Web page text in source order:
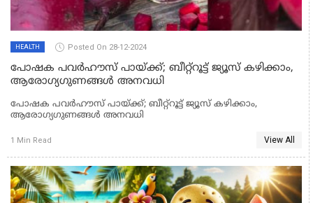
HEALTH Posted On 28-12-2024
പോഷക പവർഹൗസ് പായ്ക്ക്; ബീറ്റ്റൂട്ട് ജ്യൂസ് കഴിക്കാം,
ആരോഗ്യഗുണങ്ങൾ അനവധി
പോഷക പവർഹൗസ് പായ്ക്ക്; ബീറ്റ്റൂട്ട് ജ്യൂസ് കഴിക്കാം,
ആരോഗ്യഗുണങ്ങൾ അനവധി
1 Min Read View All